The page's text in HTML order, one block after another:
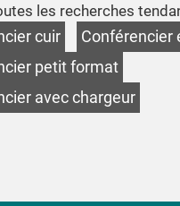
les recherches
cuir
Conférencier
petit format
avec chargeur